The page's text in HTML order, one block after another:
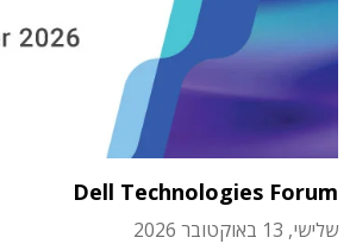
Dell Technologies Forum
שלישי, 13 באוקטובר 2026